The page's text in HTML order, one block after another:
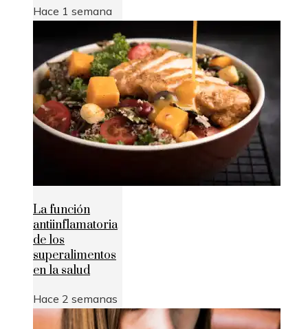
Hace 1 semana
La función
antiinflamatoria
de los
superalimentos
en la salud
Hace 2 semanas